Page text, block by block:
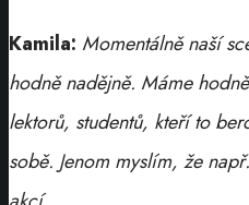
Kamila: Momentálně naší
hodně nadějně. Máme
lektorů, studentů, kteří to
sobě. Jenom myslím, že